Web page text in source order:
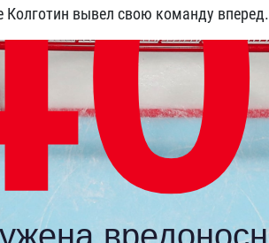
Колготин вывел свою команду вперед.